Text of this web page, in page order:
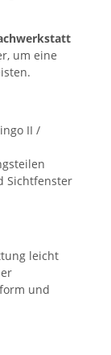
um eine
II /
Sichtfenster
leicht
und